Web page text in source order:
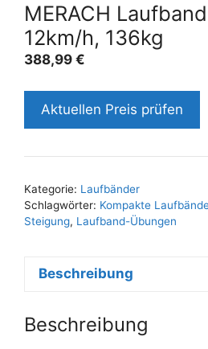
MERACH
12km/h, 136kg
388,99 €
Aktuellen Preis prüfen
Kategorie: Laufbänder
Schlagwörter: Kompakte
Steigung, Laufband-Übungen
Beschreibung
Beschreibung